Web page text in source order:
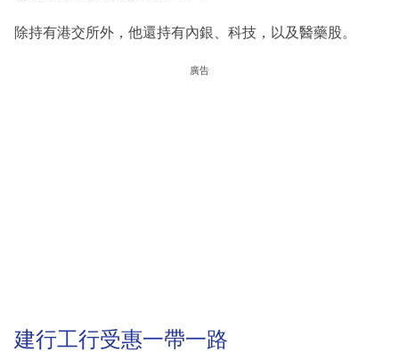
除持有港交所外，他還持有內銀、科技，以及醫藥股。
廣告
建行工行受惠一帶一路